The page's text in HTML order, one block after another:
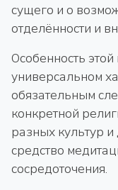
сущего и о
отделённости и
Особенность
универсальном
обязательным
конкретной
разных культур
средство
сосредоточения.